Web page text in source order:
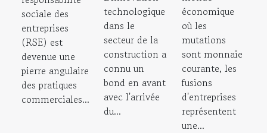
sociale des
entreprises
(RSE) est
devenue une
pierre angulaire
des pratiques
commerciales...
technologique
dans le
secteur de la
construction a
connu un
bond en avant
avec l'arrivée
du...
économique
où les
mutations
sont monnaie
courante, les
fusions
d'entreprises
représentent
une...